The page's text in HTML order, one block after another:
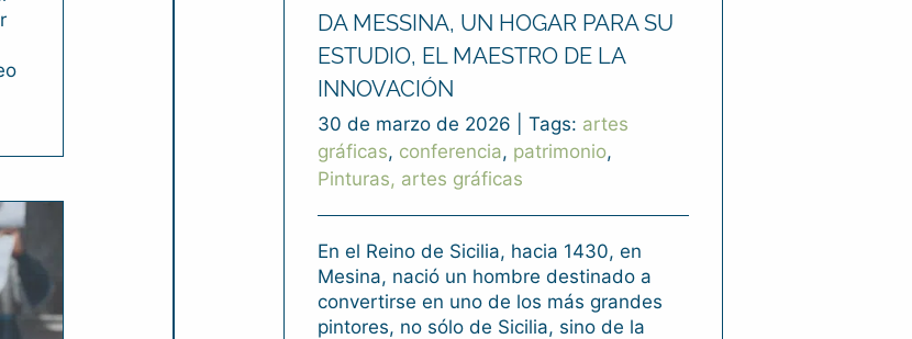
DA MESSINA, UN HOGAR PARA SU
ESTUDIO, EL MAESTRO DE LA
INNOVACIÓN
30 de marzo de 2026 Tags: artes
gráficas, conferencia, patrimonio,
Pinturas, artes gráficas
En el Reino de Sicilia, hacia 1430, en
Mesina, nació un hombre destinado a
convertirse en uno de los más grandes
pintores, no sólo de Sicilia, sino de la